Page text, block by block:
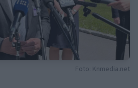
Foto: Knmedia.net